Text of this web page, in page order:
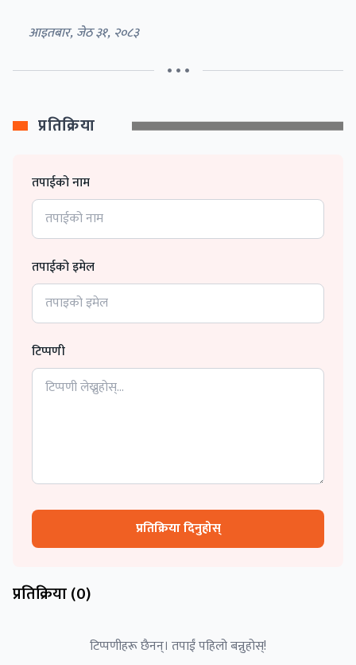
आइतबार, जेठ ३१, २०८३
• • •
प्रतिक्रिया
तपाईको नाम
तपाईको इमेल
टिप्पणी
प्रतिक्रिया दिनुहोस्
प्रतिक्रिया (0)
टिप्पणीहरू छैनन्। तपाईं पहिलो बन्नुहोस्!